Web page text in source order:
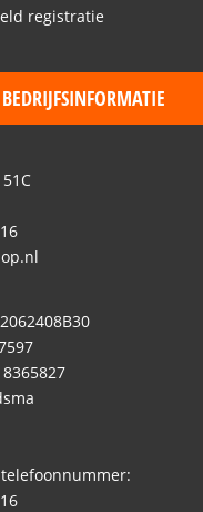
registratie
BEDRIJFSINFORMATIE